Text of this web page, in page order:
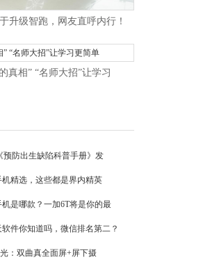
升级智跑，网友直呼内行！
真相” “名师大招”让学习
预防出生缺陷科普手册》发
精选，这些都是界内精英
是哪款？一加6T将是你的最
件你知道吗，微信排名第二？
：双曲真全面屏+屏下摄